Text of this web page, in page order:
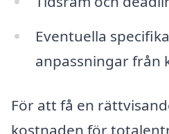
Eventuella
anpassningar från
För att få en
kostnaden för